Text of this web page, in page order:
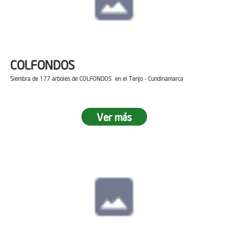
COLFONDOS
Siembra de 177 arboles de COLFONDOS en el Tenjo - Cundinamarca
Ver más